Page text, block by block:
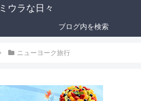
ミウラな日々
ブログ内を検索
ニューヨーク旅行